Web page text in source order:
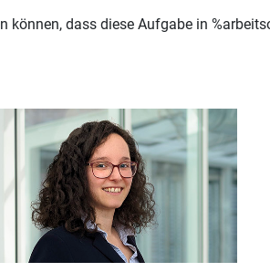
dass diese Aufgabe in